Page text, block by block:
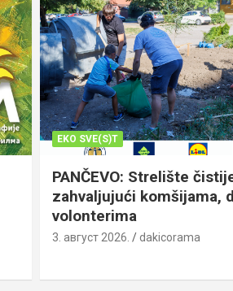
EKO SVE(S)T
PANČEVO: Strelište
zahvaljujući komšijama,
volonterima
3. август 2026. dakicorama